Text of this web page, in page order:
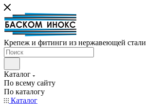
Крепеж и фитинги из нержавеющей стали
Каталог
По всему сайту
По каталогу
Каталог